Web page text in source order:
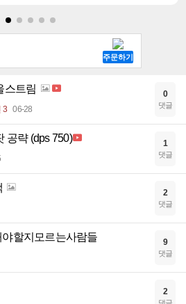
스트림
3 06-28
0
댓글
공략 (dps 750) 1
댓글
2
댓글
할지모르는사람들 9
댓글
2